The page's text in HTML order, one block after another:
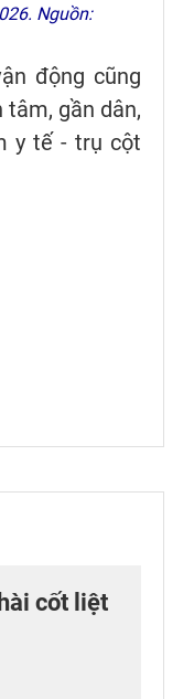
Nguồn:
động cũng
gần dân,
y tế - trụ cột
cốt liệt